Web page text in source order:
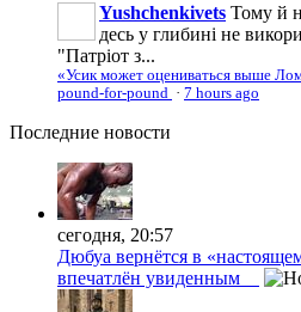
Yushchenkivets Тому й
десь у глибині не
"Патріот з...
«Усик может оцениваться выше
pound-for-pound · 7 hours ago
Последние новости
сегодня, 20:57
Дюбуа вернётся в
впечатлён увиденным